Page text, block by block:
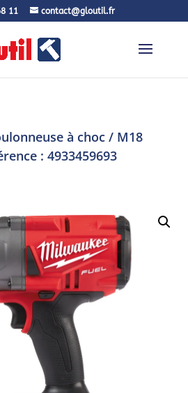
11 contact@gloutil.fr
à choc / M18
: 4933459693